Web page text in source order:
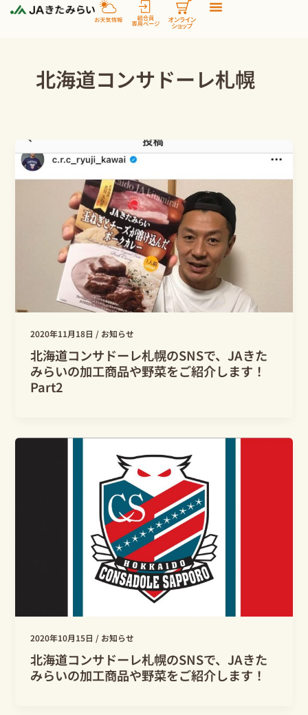
北海道コンサドーレ札幌
2020年11月18日 / お知らせ
北海道コンサドーレ札幌のSNSで、JAきた
みらいの加工商品や野菜をご紹介します！
Part2
2020年10月15日 / お知らせ
北海道コンサドーレ札幌のSNSで、JAきた
みらいの加工商品や野菜をご紹介します！